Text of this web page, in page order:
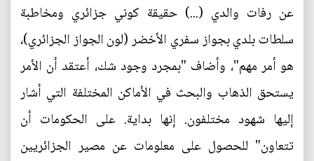
عن رفات والدي (...) حقيقة كوني جزائري ومخاطبة
سلطات بلدي بجواز سفري الأخضر (لون الجواز الجزائري)،
هو أمر مهم"، وأضاف "بمجرد وجود شك، أعتقد أن الأمر
يستحق الذهاب والبحث في الأماكن المختلفة التي أشار
إليها شهود مختلفون. إنها بداية. على الحكومات أن
تتعاون" للحصول على معلومات عن مصير الجزائريين